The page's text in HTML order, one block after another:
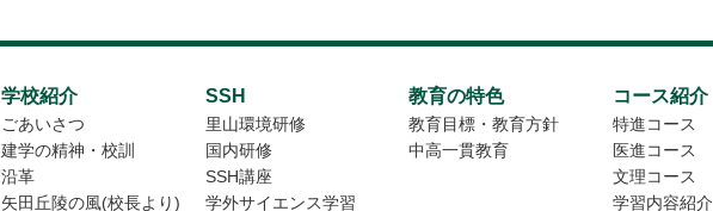
学校紹介
ごあいさつ
建学の精神・校訓
沿革
矢田丘陵の風(校長より)
SSH
里山環境研修
国内研修
SSH講座
学外サイエンス学習
教育の特色
教育目標・教育方針
中高一貫教育
コース紹介
特進コース
医進コース
文理コース
学習内容紹介